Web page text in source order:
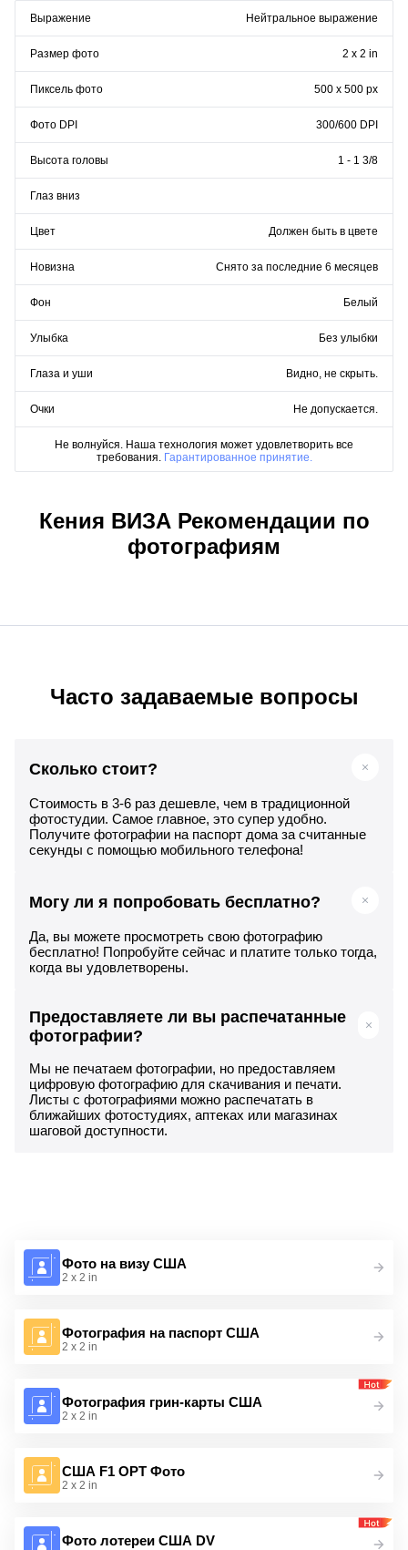
Выражение Нейтральное выражение
Размер фото 2 x 2 in
Пиксель фото 500 x 500 px
Фото DPI 300/600 DPI
Высота головы 1 - 1 3/8
Глаз вниз
Цвет Должен быть в цвете
Новизна Снято за последние 6 месяцев
Фон Белый
Улыбка Без улыбки
Глаза и уши Видно, не скрыть.
Очки Не допускается.
Не волнуйся. Наша технология может удовлетворить все
требования. Гарантированное принятие.
Кения ВИЗА Рекомендации по
фотографиям
Часто задаваемые вопросы
Сколько стоит?
Стоимость в 3-6 раз дешевле, чем в традиционной
фотостудии. Самое главное, это супер удобно.
Получите фотографии на паспорт дома за считанные
секунды с помощью мобильного телефона!
Могу ли я попробовать бесплатно?
Да, вы можете просмотреть свою фотографию
бесплатно! Попробуйте сейчас и платите только тогда,
когда вы удовлетворены.
Предоставляете ли вы распечатанные
фотографии?
Мы не печатаем фотографии, но предоставляем
цифровую фотографию для скачивания и печати.
Листы с фотографиями можно распечатать в
ближайших фотостудиях, аптеках или магазинах
шаговой доступности.
Фото на визу США
2 x 2 in
Фотография на паспорт США
2 x 2 in
Фотография грин-карты США
2 x 2 in
США F1 OPT Фото
2 x 2 in
Фото лотереи США DV